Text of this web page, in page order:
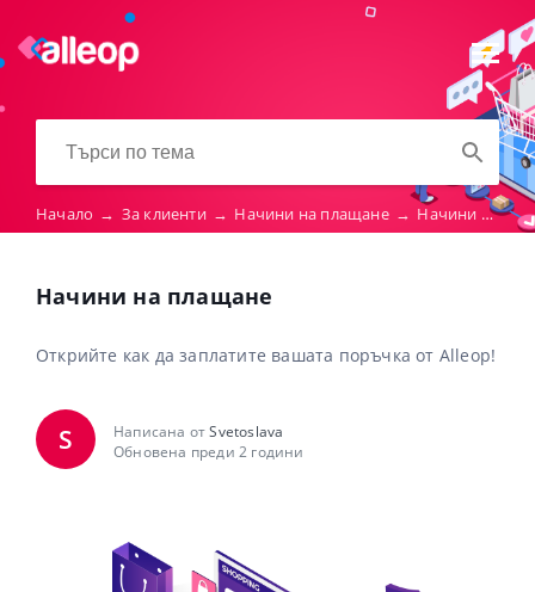
Начало → За клиенти → Начини на плащане → Начини на плащане
Начини на плащане
Открийте как да заплатите вашата поръчка от Alleop!
S Написана отSvetoslava
Обновена преди 2 години